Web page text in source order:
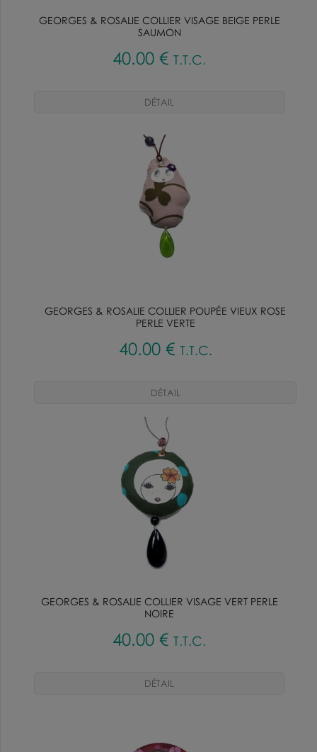
GEORGES & ROSALIE COLLIER VISAGE BEIGE PERLE
SAUMON
40.00 € T.T.C.
GEORGES & ROSALIE COLLIER POUPÉE VIEUX ROSE
PERLE VERTE
40.00 € T.T.C.
GEORGES & ROSALIE COLLIER VISAGE VERT PERLE
NOIRE
40.00 € T.T.C.